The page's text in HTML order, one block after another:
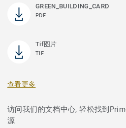
GREEN_BUILDING_CARD
PDF
Tif图片
TIF
查看更多
访问我们的文档中心, 轻松找到
源